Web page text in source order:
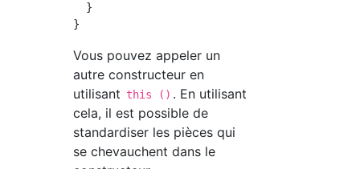
  }
Vous pouvez appeler un
autre constructeur en
utilisant this () . En utilisant
cela, il est possible de
standardiser les pièces qui
se chevauchent dans le